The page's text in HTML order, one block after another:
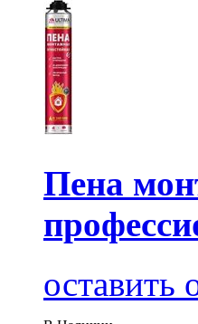
Пена
оставить